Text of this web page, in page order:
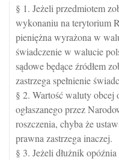
§ 1. Jeżeli przedmiotem
wykonaniu na terytorium
pieniężna wyrażona w
świadczenie w walucie
sądowe będące źródłem
zastrzega spełnienie
§ 2. Wartość waluty obcej
ogłaszanego przez
roszczenia, chyba że
prawna zastrzega inaczej.
§ 3. Jeżeli dłużnik